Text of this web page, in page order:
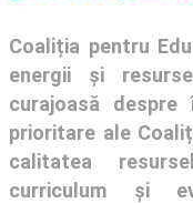
Coaliția pentru
energii și
curajoasă despre
prioritare ale
calitatea
curriculum și